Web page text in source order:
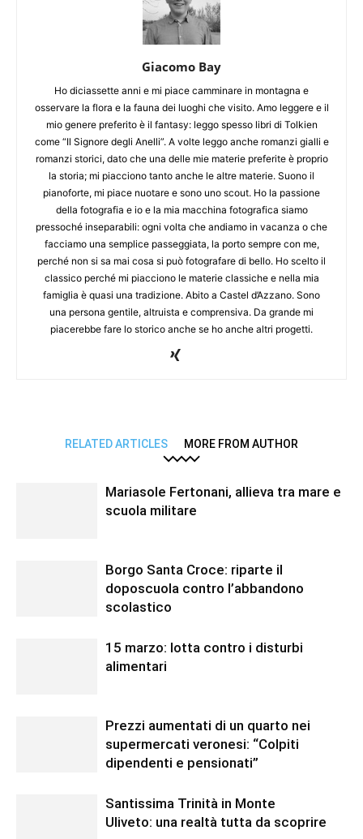
Giacomo Bay
Ho diciassette anni e mi piace camminare in montagna e
osservare la flora e la fauna dei luoghi che visito. Amo leggere e il
mio genere preferito è il fantasy: leggo spesso libri di Tolkien
come “Il Signore degli Anelli”. A volte leggo anche romanzi gialli e
romanzi storici, dato che una delle mie materie preferite è proprio
la storia; mi piacciono tanto anche le altre materie. Suono il
pianoforte, mi piace nuotare e sono uno scout. Ho la passione
della fotografia e io e la mia macchina fotografica siamo
pressoché inseparabili: ogni volta che andiamo in vacanza o che
facciamo una semplice passeggiata, la porto sempre con me,
perché non si sa mai cosa si può fotografare di bello. Ho scelto il
classico perché mi piacciono le materie classiche e nella mia
famiglia è quasi una tradizione. Abito a Castel d’Azzano. Sono
una persona gentile, altruista e comprensiva. Da grande mi
piacerebbe fare lo storico anche se ho anche altri progetti.
RELATED ARTICLES MORE FROM AUTHOR
Mariasole Fertonani, allieva tra mare e
scuola militare
Borgo Santa Croce: riparte il
doposcuola contro l’abbandono
scolastico
15 marzo: lotta contro i disturbi
alimentari
Prezzi aumentati di un quarto nei
supermercati veronesi: “Colpiti
dipendenti e pensionati”
Santissima Trinità in Monte
Uliveto: una realtà tutta da scoprire